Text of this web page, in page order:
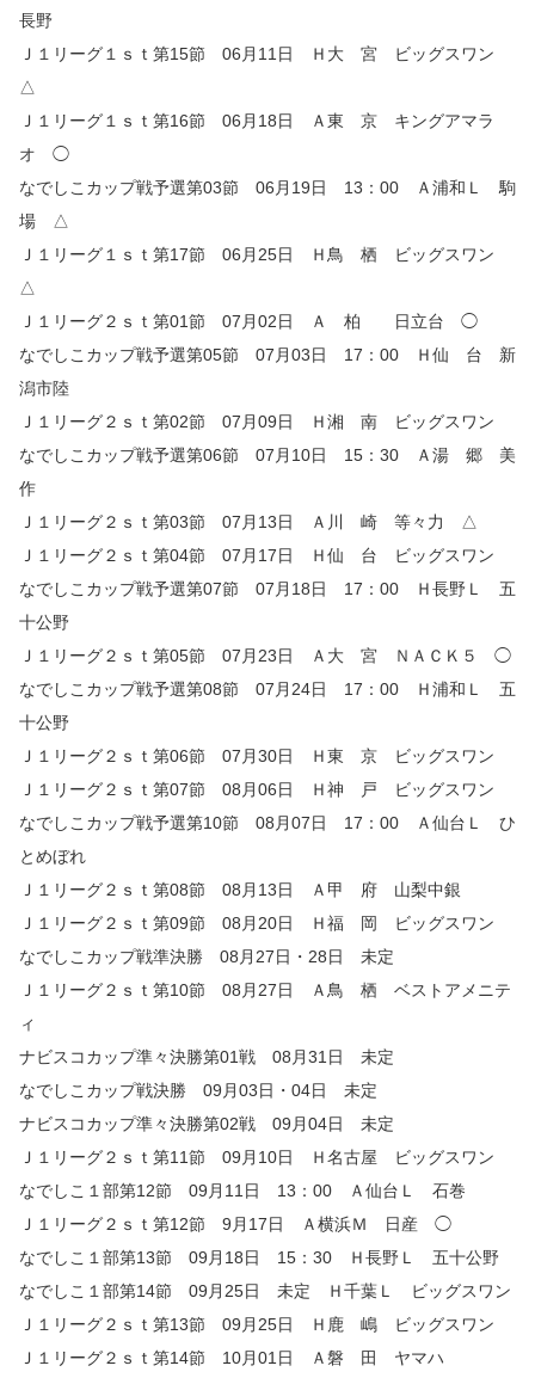
長野
Ｊ１リーグ１ｓｔ第15節 06月11日 Ｈ大 宮 ビッグスワン
△
Ｊ１リーグ１ｓｔ第16節 06月18日 Ａ東 京 キングアマラ
オ ◯
なでしこカップ戦予選第03節 06月19日 13：00 Ａ浦和Ｌ 駒
場 △
Ｊ１リーグ１ｓｔ第17節 06月25日 Ｈ鳥 栖 ビッグスワン
△
Ｊ１リーグ２ｓｔ第01節 07月02日 Ａ 柏 日立台 ◯
なでしこカップ戦予選第05節 07月03日 17：00 Ｈ仙 台 新
潟市陸
Ｊ１リーグ２ｓｔ第02節 07月09日 Ｈ湘 南 ビッグスワン
なでしこカップ戦予選第06節 07月10日 15：30 Ａ湯 郷 美
作
Ｊ１リーグ２ｓｔ第03節 07月13日 Ａ川 崎 等々力 △
Ｊ１リーグ２ｓｔ第04節 07月17日 Ｈ仙 台 ビッグスワン
なでしこカップ戦予選第07節 07月18日 17：00 Ｈ長野Ｌ 五
十公野
Ｊ１リーグ２ｓｔ第05節 07月23日 Ａ大 宮 ＮＡＣＫ５ ◯
なでしこカップ戦予選第08節 07月24日 17：00 Ｈ浦和Ｌ 五
十公野
Ｊ１リーグ２ｓｔ第06節 07月30日 Ｈ東 京 ビッグスワン
Ｊ１リーグ２ｓｔ第07節 08月06日 Ｈ神 戸 ビッグスワン
なでしこカップ戦予選第10節 08月07日 17：00 Ａ仙台Ｌ ひ
とめぼれ
Ｊ１リーグ２ｓｔ第08節 08月13日 Ａ甲 府 山梨中銀
Ｊ１リーグ２ｓｔ第09節 08月20日 Ｈ福 岡 ビッグスワン
なでしこカップ戦準決勝 08月27日・28日 未定
Ｊ１リーグ２ｓｔ第10節 08月27日 Ａ鳥 栖 ベストアメニテ
ィ
ナビスコカップ準々決勝第01戦 08月31日 未定
なでしこカップ戦決勝 09月03日・04日 未定
ナビスコカップ準々決勝第02戦 09月04日 未定
Ｊ１リーグ２ｓｔ第11節 09月10日 Ｈ名古屋 ビッグスワン
なでしこ１部第12節 09月11日 13：00 Ａ仙台Ｌ 石巻
Ｊ１リーグ２ｓｔ第12節 9月17日 Ａ横浜Ｍ 日産 ◯
なでしこ１部第13節 09月18日 15：30 Ｈ長野Ｌ 五十公野
なでしこ１部第14節 09月25日 未定 Ｈ千葉Ｌ ビッグスワン
Ｊ１リーグ２ｓｔ第13節 09月25日 Ｈ鹿 嶋 ビッグスワン
Ｊ１リーグ２ｓｔ第14節 10月01日 Ａ磐 田 ヤマハ